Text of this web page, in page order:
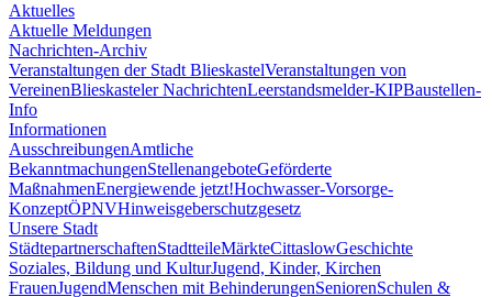
Aktuelles
Aktuelle Meldungen
Nachrichten-Archiv
Veranstaltungen der Stadt BlieskastelVeranstaltungen von
VereinenBlieskasteler NachrichtenLeerstandsmelder-KIPBaustellen-
Info
Informationen
AusschreibungenAmtliche
BekanntmachungenStellenangeboteGeförderte
MaßnahmenEnergiewende jetzt!Hochwasser-Vorsorge-
KonzeptÖPNVHinweisgeberschutzgesetz
Unsere Stadt
StädtepartnerschaftenStadtteileMärkteCittaslowGeschichte
Soziales, Bildung und KulturJugend, Kinder, Kirchen
FrauenJugendMenschen mit BehinderungenSeniorenSchulen &